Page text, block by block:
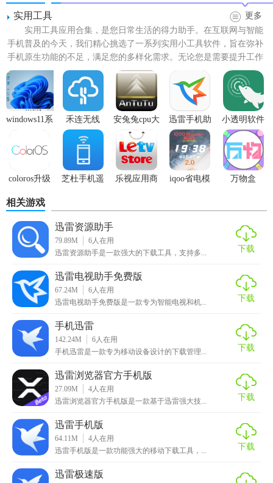
【迅雷手机助手技巧】
1. 利用迅雷手机助手的一键备份功能，定期备份手机数据，
确保数据安全。
2. 使用应用管理功能，快速查找并卸载不常用的手机应用，
释放存储空间。
3. 通过文件管理功能，轻松查找并分享手机中的照片、视频
等文件。
【迅雷手机助手亮点】
1. 高速下载：借助迅雷强大的下载引擎，实现手机应用和游
戏的高速下载。
能，满足用户全方位需求。
3. 智能推荐：根据用户的使用习惯和喜好，智能推荐优质的
应用和游戏。
4. 安全可靠：采用多重安全防护措施，保障用户手机数据和
【迅雷手机助手优势】
求。
2. 操作简便：界面简洁明了，操作流程简单易懂，无需专业
知识即可上手。
实用工具
更多
实用工具应用合集，是您日常生活的得力助手。在互联网与智能
手机普及的今天，我们精心挑选了一系列实用小工具软件，旨在弥补
手机原生功能的不足，满足您的多样化需求。无论您是需要提升工作
效率，还是解决生活中的小...
windows11系
禾连无线
APP安卓版
安兔兔cpu大
师完整版
v2.5.3安卓
中文版
迅雷手机助
手
小透明软件
coloros升级
芝杜手机遥
乐视应用商
iqoo省电模
万物盒
相关游戏
迅雷资源助手
79.89M 6人在用
迅雷资源助手是一款强大的下载工具，支持多...
下载
迅雷电视助手免费版
67.24M 6人在用
迅雷电视助手免费版是一款专为智能电视和机...
下载
手机迅雷
142.24M 6人在用
手机迅雷是一款专为移动设备设计的下载管理...
下载
迅雷浏览器官方手机版
27.09M 4人在用
迅雷浏览器官方手机版是一款基于迅雷强大技...
下载
迅雷手机版
64.11M 4人在用
迅雷手机版是一款功能强大的移动下载工具，...
下载
迅雷极速版